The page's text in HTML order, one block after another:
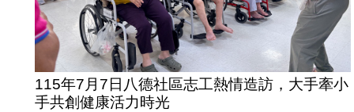
115年7月7日八德社區志工熱情造訪，大手牽小
手共創健康活力時光